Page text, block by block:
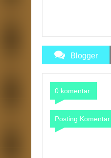
Blogger
0 komentar:
Posting Komentar